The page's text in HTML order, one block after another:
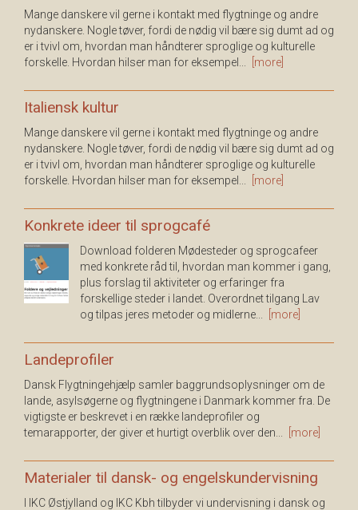
Mange danskere vil gerne i kontakt med flygtninge og andre
nydanskere. Nogle tøver, fordi de nødig vil bære sig dumt ad og
er i tvivl om, hvordan man håndterer sproglige og kulturelle
forskelle. Hvordan hilser man for eksempel...
[more]
Italiensk kultur
Mange danskere vil gerne i kontakt med flygtninge og andre
nydanskere. Nogle tøver, fordi de nødig vil bære sig dumt ad og
er i tvivl om, hvordan man håndterer sproglige og kulturelle
forskelle. Hvordan hilser man for eksempel...
[more]
Konkrete ideer til sprogcafé
Download folderen Mødesteder og sprogcafeer
med konkrete råd til, hvordan man kommer i gang,
plus forslag til aktiviteter og erfaringer fra
forskellige steder i landet. Overordnet tilgang Lav
og tilpas jeres metoder og midlerne...
[more]
Landeprofiler
Dansk Flygtningehjælp samler baggrundsoplysninger om de
lande, asylsøgerne og flygtningene i Danmark kommer fra. De
vigtigste er beskrevet i en række landeprofiler og
temarapporter, der giver et hurtigt overblik over den...
[more]
Materialer til dansk- og engelskundervisning
I IKC Østjylland og IKC Kbh tilbyder vi undervisning i dansk og